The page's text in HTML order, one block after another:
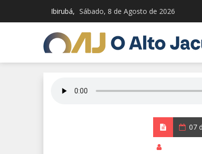
Ibirubá, Sábado, 8 de Agosto de 2026
07